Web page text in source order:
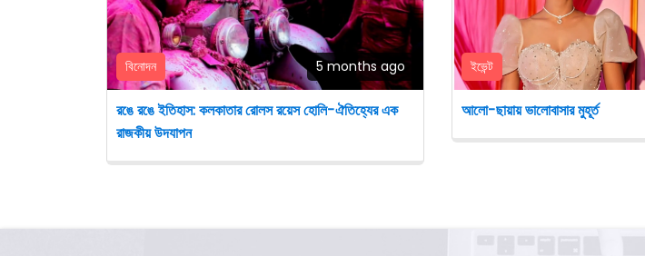
বিনোদন 5 months ago
রঙে রঙে ইতিহাস: কলকাতার রোলস রয়েস হোলি-ঐতিহ্যের এক
রাজকীয় উদযাপন
ইভেন্ট
আলো-ছায়ায় ভালোবাসার মুহূর্ত